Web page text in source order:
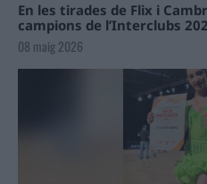
En les tirades de Flix i
campions de l’Interclubs
08 maig 2026